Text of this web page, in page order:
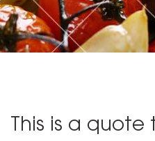
This is a